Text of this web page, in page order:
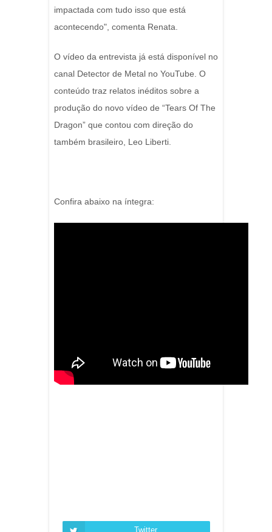
impactada com tudo isso que está
acontecendo", comenta Renata.
O vídeo da entrevista já está disponível no
canal Detector de Metal no YouTube. O
conteúdo traz relatos inéditos sobre a
produção do novo vídeo de “Tears Of The
Dragon” que contou com direção do
também brasileiro, Leo Liberti.
Confira abaixo na íntegra:
Twitter